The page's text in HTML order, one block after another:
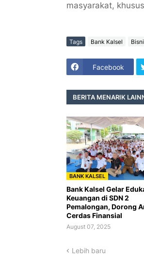
masyarakat,
Tags Bank Kalsel
Facebook
BERITA MENARIK
BANK KALSEL
Bank Kalsel Gelar
Keuangan di SDN 2
Pemalongan, Dorong
Cerdas Finansial
August 07, 2025
Lebih baru